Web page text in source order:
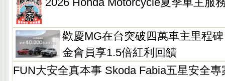
歡慶MG在台突破四萬車主里程
金會員享1.5倍紅利回饋
FUN大安全真本事 Skoda Fabia五星安全